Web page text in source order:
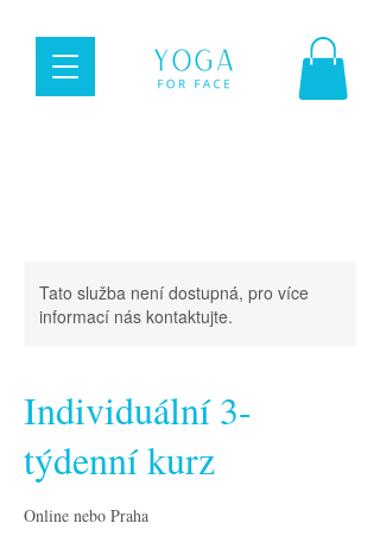
Tato služba není dostupná, pro více
informací nás kontaktujte.
Individuální 3-
týdenní kurz
Online nebo Praha